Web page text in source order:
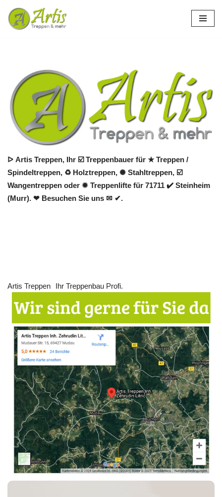
Zum
ᐅ Artis Treppen, Ihr ☑️ Treppenbauer für ★ Treppen /
Spindeltreppen, ♻ Holztreppen, ✺ Stahltreppen, ☑️
Wangentreppen oder ✹ Treppenlifte für 71711 ✔️ Steinheim
(Murr). ❤ Besuchen Sie uns ✉ ✔.
Artis Treppen Ihr Treppenbau Profi.